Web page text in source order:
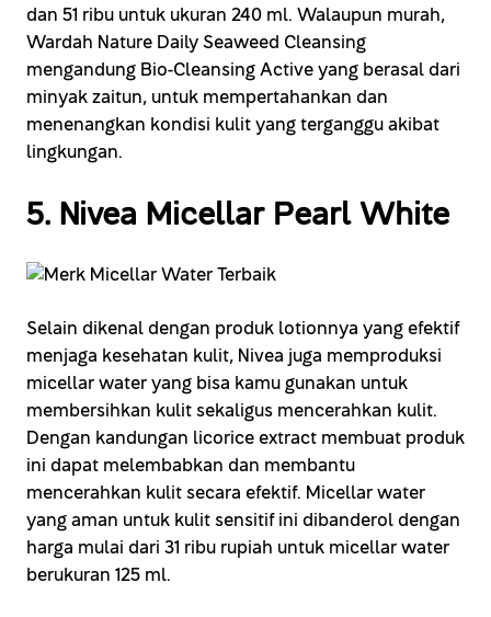
dan 51 ribu untuk ukuran 240 ml. Walaupun murah,
Wardah Nature Daily Seaweed Cleansing
mengandung Bio-Cleansing Active yang berasal dari
minyak zaitun, untuk mempertahankan dan
menenangkan kondisi kulit yang terganggu akibat
lingkungan.
5. Nivea Micellar Pearl White
Selain dikenal dengan produk lotionnya yang efektif
menjaga kesehatan kulit, Nivea juga memproduksi
micellar water yang bisa kamu gunakan untuk
membersihkan kulit sekaligus mencerahkan kulit.
Dengan kandungan licorice extract membuat produk
ini dapat melembabkan dan membantu
mencerahkan kulit secara efektif. Micellar water
yang aman untuk kulit sensitif ini dibanderol dengan
harga mulai dari 31 ribu rupiah untuk micellar water
berukuran 125 ml.